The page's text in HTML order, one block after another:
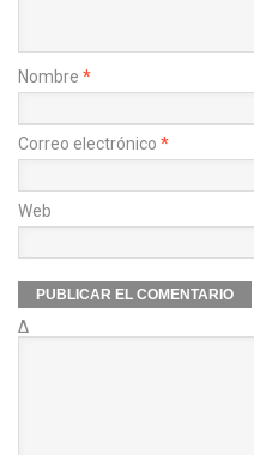
Nombre *
Correo electrónico *
Web
Δ